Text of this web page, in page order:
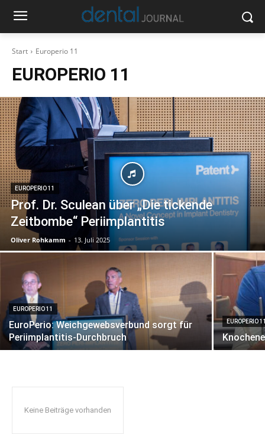
Start Europerio 11
EUROPERIO 11
EUROPERIO 11
Prof. Dr. Sculean über „Die tickende
Zeitbombe“ Periimplantitis
Oliver Rohkamm - 13. Juli 2025
EUROPERIO 11
EuroPerio: Weichgewebsverbund sorgt für
Periimplantitis-Durchbruch
EUROPERIO
Keine Beiträge vorhanden